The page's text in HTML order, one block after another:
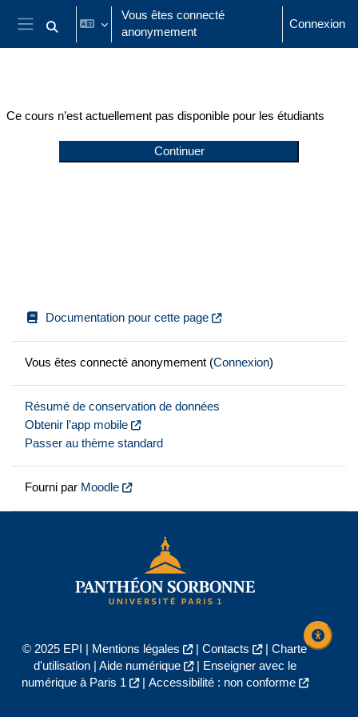
Passer au contenu principal
Panneau latéral
Activer/désactiver la saisie de recherche
Vous êtes connecté
anonymement
Connexion
Ce cours n’est actuellement pas disponible pour les étudiants
Continuer
Documentation pour cette page
Vous êtes connecté anonymement (Connexion)
Résumé de conservation de données
Obtenir l’app mobile
Passer au thème standard
Fourni par Moodle
© 2025 EPI | Mentions légales | Contacts | Charte
d'utilisation| Aide numérique |
Enseigner avec le
numérique à Paris 1
| Accessibilité : non conforme